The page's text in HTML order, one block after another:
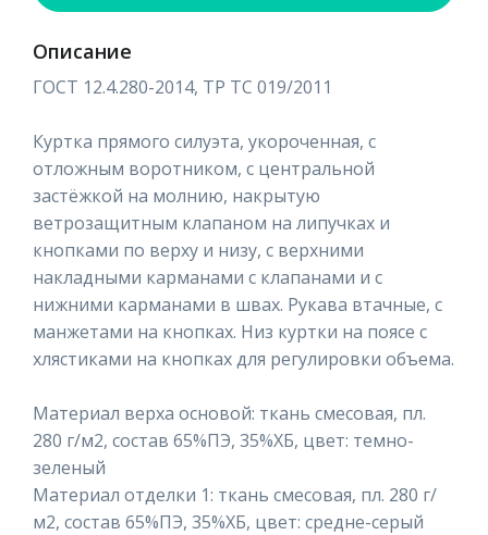
Описание
ГОСТ 12.4.280-2014, ТР ТС 019/2011
Куртка прямого силуэта, укороченная, с
отложным воротником, с центральной
застёжкой на молнию, накрытую
ветрозащитным клапаном на липучках и
кнопками по верху и низу, с верхними
накладными карманами с клапанами и с
нижними карманами в швах. Рукава втачные, с
манжетами на кнопках. Низ куртки на поясе с
хлястиками на кнопках для регулировки объема.
Материал верха основой: ткань смесовая, пл.
280 г/м2, состав 65%ПЭ, 35%ХБ, цвет: темно-
зеленый
Материал отделки 1: ткань смесовая, пл. 280 г/
м2, состав 65%ПЭ, 35%ХБ, цвет: средне-серый